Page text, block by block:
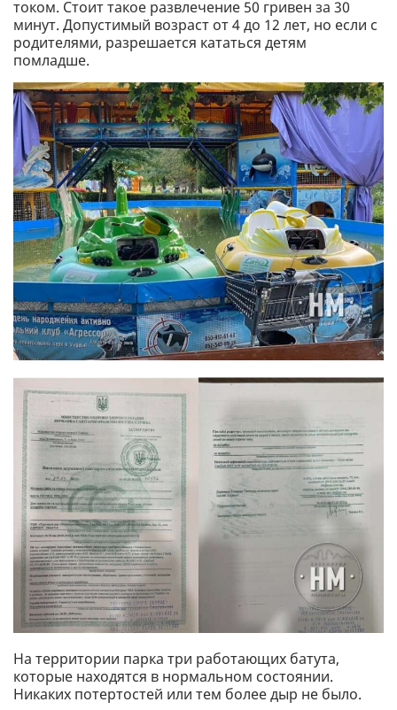
током. Стоит такое развлечение 50 гривен за 30
минут. Допустимый возраст от 4 до 12 лет, но если с
родителями, разрешается кататься детям
помладше.
На территории парка три работающих батута,
которые находятся в нормальном состоянии.
Никаких потертостей или тем более дыр не было.